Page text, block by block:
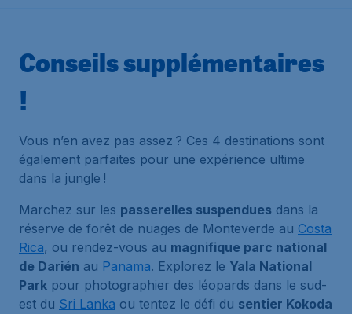
Conseils supplémentaires
!
Vous n’en avez pas assez ? Ces 4 destinations sont
également parfaites pour une expérience ultime
dans la jungle !
Marchez sur les passerelles suspendues dans la
réserve de forêt de nuages de Monteverde au Costa
Rica, ou rendez-vous au magnifique parc national
de Darién au Panama. Explorez le Yala National
Park pour photographier des léopards dans le sud-
est du Sri Lanka ou tentez le défi du sentier Kokoda